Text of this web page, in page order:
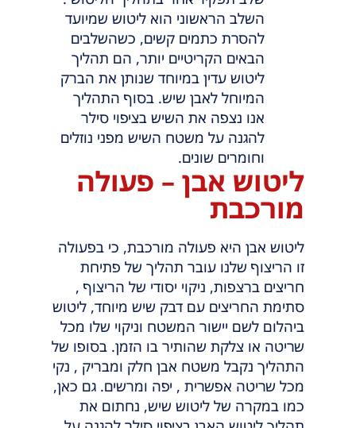
השלב הראשוני הוא ליטוש שמיועד
להסרת כתמים קשים, כשהשלבים
הבאים הקריטיים יותר, הם תהליך
ליטוש עדין במיוחד שנותן את הברק
המיוחל לאבן שיש. בסוף התהליך
אנו נצפה את השיש בציפוי סילר
להגנה על משטח השיש מפני נוזלים
וחומרים שונים.
ליטוש אבן – פעולה
מורכבת
ליטוש אבן היא פעולה מורכבת, כי בפעולה
זו הריצוף שלנו עובר תהליך של פתיחת
חריצים ברצפות, ניקוי יסודי של הריצוף ,
סתימת החריצים עם דבק שיש מיוחד, ליטוש
ביהלום לשם יישור המשטח וניקוי שלו מכל
שריטה או צלקת שהותיר בו הזמן. בסופו של
התהליך נקבל משטח אבן חלק ומבריק , נקי
מכל שריטה אפשרית , יפה ומרשים. גם כאן,
כמו במקרה של ליטוש שיש, נחתום את